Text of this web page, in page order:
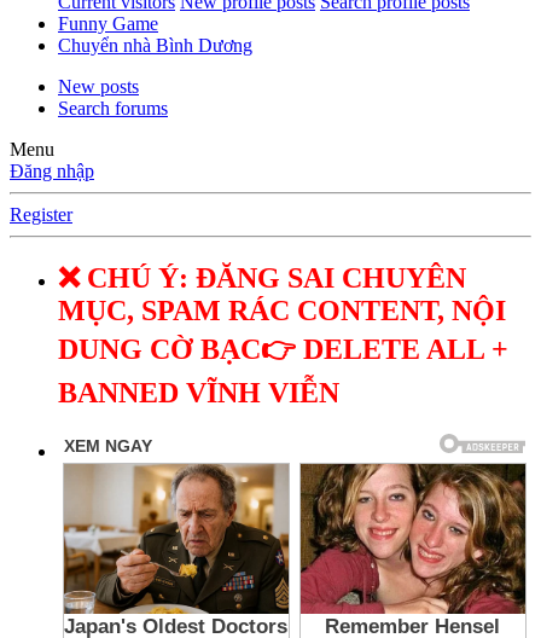
Funny Game
Chuyển nhà Bình Dương
New posts
Search forums
Menu
Đăng nhập
Register
❌ CHÚ Ý: ĐĂNG SAI CHUYÊN
MỤC, SPAM RÁC CONTENT, NỘI
DUNG CỜ BẠC👉 DELETE ALL +
BANNED VĨNH VIỄN